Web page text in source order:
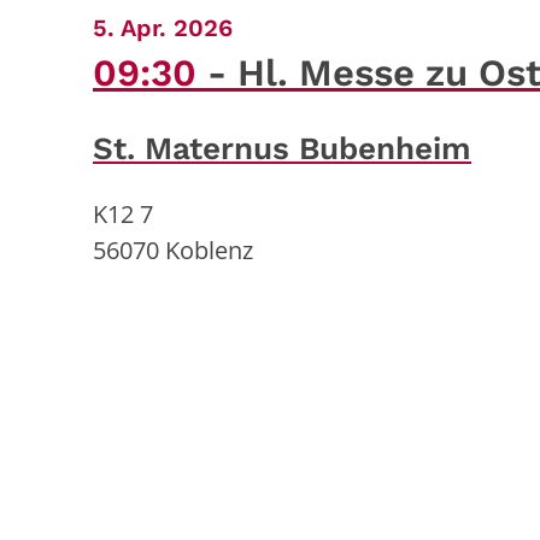
5. Apr. 2026:
09:30 Hl. Messe zu
St. Maternus Bubenheim
K12 7
56070 Koblenz